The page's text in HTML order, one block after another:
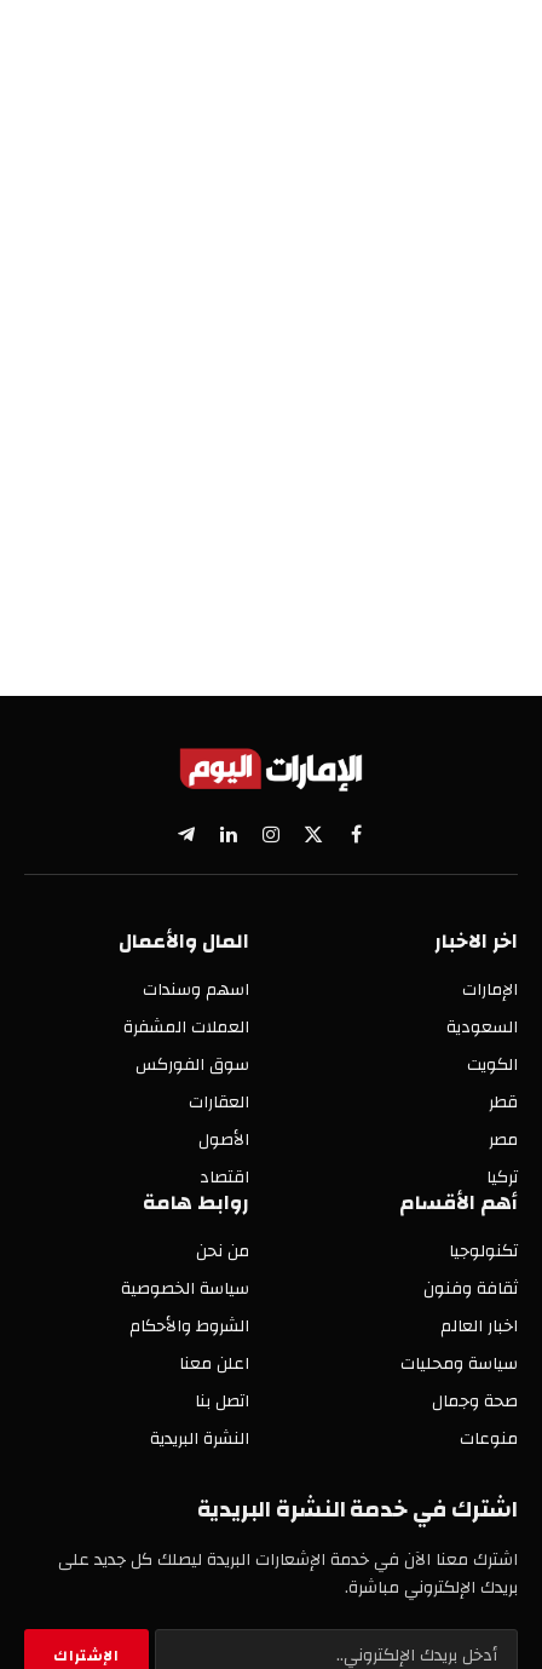
فيسبوك
X
(Twitter)
الانستغراملينكدإنتيلقرام
اخر الاخبار
الإمارات
السعودية
الكويت
قطر
مصر
تركيا
المال والأعمال
اسهم وسندات
العملات المشفرة
سوق الفوركس
العقارات
الأصول
اقتصاد
أهم الأقسام
تكنولوجيا
ثقافة وفنون
اخبار العالم
سياسة ومحليات
صحة وجمال
منوعات
روابط هامة
من نحن
سياسة الخصوصية
الشروط والأحكام
اعلن معنا
اتصل بنا
النشرة البريدية
اشترك في خدمة النشرة البريدية
اشترك معنا الآن في خدمة الإشعارات البريدة ليصلك كل جديد على
بريدك الإلكتروني مباشرة.